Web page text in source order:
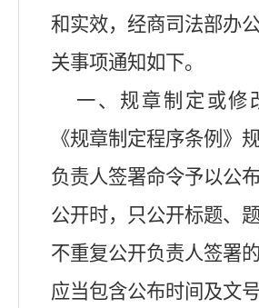
和实效，经商司法部办
关事项通知如下。
一、规章制定或修
《规章制定程序条例》
负责人签署命令予以公
公开时，只公开标题、
不重复公开负责人签署
应当包含公布时间及文